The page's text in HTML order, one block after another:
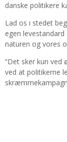
danske politikere
Lad os i stedet
egen
naturen og vores
“Det sker kun ved
ved at politikerne